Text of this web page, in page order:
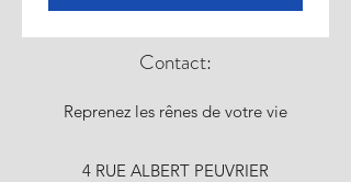
Contact:
Reprenez les rênes de votre vie
4 RUE ALBERT PEUVRIER